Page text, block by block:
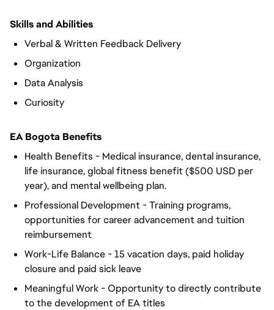
Skills and Abilities
Verbal & Written Feedback Delivery
Organization
Data Analysis
Curiosity
EA Bogota Benefits
Health Benefits - Medical insurance, dental insurance,
life insurance, global fitness benefit ($500 USD per
year), and mental wellbeing plan.
Professional Development - Training programs,
opportunities for career advancement and tuition
reimbursement
Work-Life Balance - 15 vacation days, paid holiday
closure and paid sick leave
Meaningful Work - Opportunity to directly contribute
to the development of EA titles